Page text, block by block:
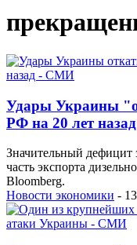
Удары Украины
РФ на 20 лет
Значительный дефицит
часть экспорта
Bloomberg.
Новости экономики -